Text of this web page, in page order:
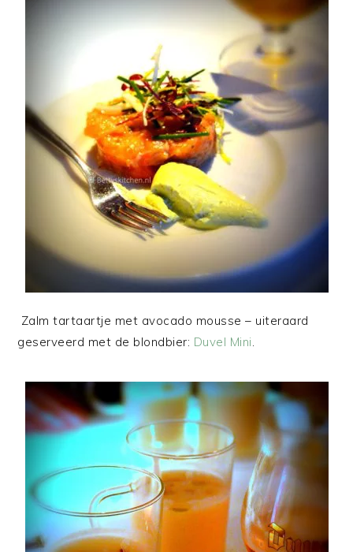
Zalm tartaartje met avocado mousse – uiteraard
geserveerd met de blondbier: Duvel Mini.